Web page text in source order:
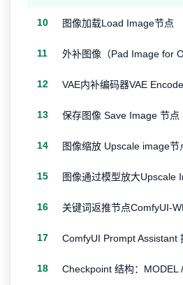
10 图像加载Load Image节点
11
12
13 保存图像 Save Image 节点
14 图像缩放 Upscale image节
15
16 关键词返推节点ComfyUI-
17
18 Checkpoint 结构：MODEL